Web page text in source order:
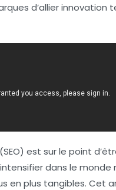
d’allierinnovation
(SEO) est sur le point
dans le
en plus tangibles. Cet